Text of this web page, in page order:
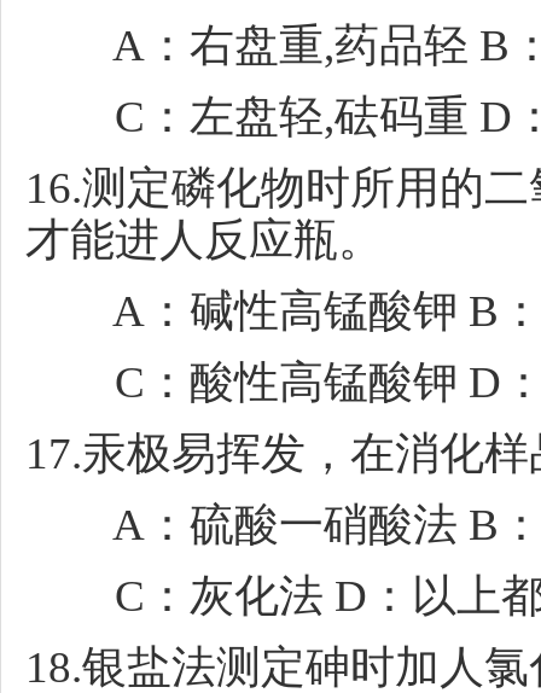
A：右盘重,药品轻 B
C：左盘轻,砝码重 D
16.测定磷化物时所用的
才能进人反应瓶。
A：碱性高锰酸钾 B：
C：酸性高锰酸钾 D：
17.汞极易挥发，在消化
A：硫酸一硝酸法 B：
C：灰化法 D：以上
18.银盐法测定砷时加人